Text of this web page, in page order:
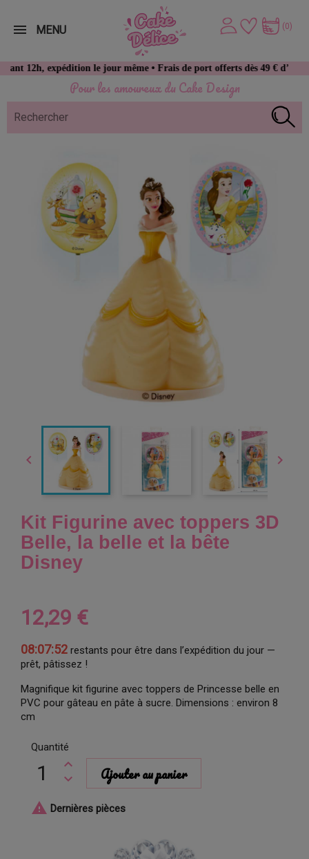
Pour les amoureux du Cake Design
expédition le jour même • Frais de port offerts dès 49 € d’achat
(0)
MENU
 
Kit Figurine avec toppers 3D
Belle, la belle et la bête
Disney
12,29 €
08:07:52 restants pour être dans l’expédition du jour —
prêt, pâtissez !
Magnifique kit figurine avec toppers de Princesse belle en
PVC pour gâteau en pâte à sucre. Dimensions : environ 8
cm
Quantité
Ajouter au panier
 Dernières pièces